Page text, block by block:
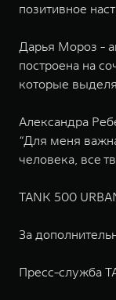
позитивное
Дарья Мороз -
построена на
которые
Александра
“Для меня
человека, все
TANK 500
За
Пресс-служба